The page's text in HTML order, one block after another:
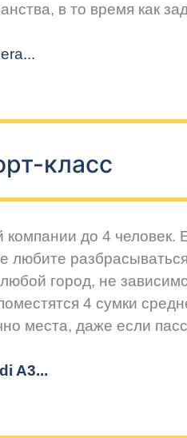
в то время как
класс
до 4 человек.
любите
город, не
4 сумки
места, даже если
A3...